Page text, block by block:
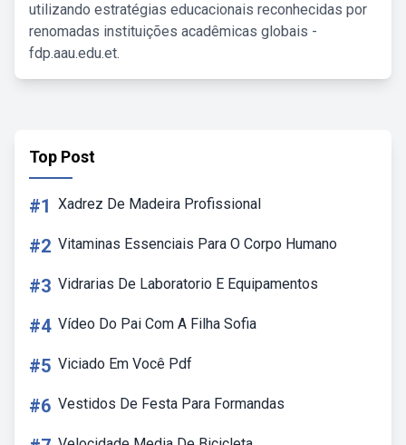
utilizando estratégias educacionais reconhecidas por
renomadas instituições acadêmicas globais -
fdp.aau.edu.et.
Top Post
#1 Xadrez De Madeira Profissional
#2 Vitaminas Essenciais Para O Corpo Humano
#3 Vidrarias De Laboratorio E Equipamentos
#4 Vídeo Do Pai Com A Filha Sofia
#5 Viciado Em Você Pdf
#6 Vestidos De Festa Para Formandas